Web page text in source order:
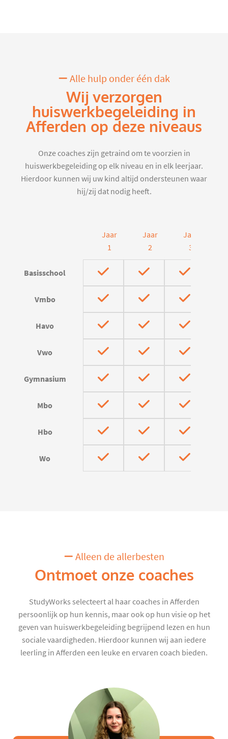
Alle hulp onder één dak
Wij verzorgen
huiswerkbegeleiding in
Afferden op deze niveaus
Onze coaches zijn getraind om te voorzien in
huiswerkbegeleiding op elk niveau en in elk leerjaar.
Hierdoor kunnen wij uw kind altijd ondersteunen waar
hij/zij dat nodig heeft.
Jaar
1
Jaar
2
Jaar
3
Basisschool
Vmbo
Havo
Vwo
Gymnasium
Mbo
Hbo
Wo
Alleen de allerbesten
Ontmoet onze coaches
StudyWorks selecteert al haar coaches in Afferden
persoonlijk op hun kennis, maar ook op hun visie op het
geven van huiswerkbegeleiding begrijpend lezen en hun
sociale vaardigheden. Hierdoor kunnen wij aan iedere
leerling in Afferden een leuke en ervaren coach bieden.